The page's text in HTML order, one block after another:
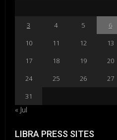
3
4 5 6
10
11 12 13
17
18 19 20
24
25 26 27
31
« Jul
LIBRA PRESS SITES